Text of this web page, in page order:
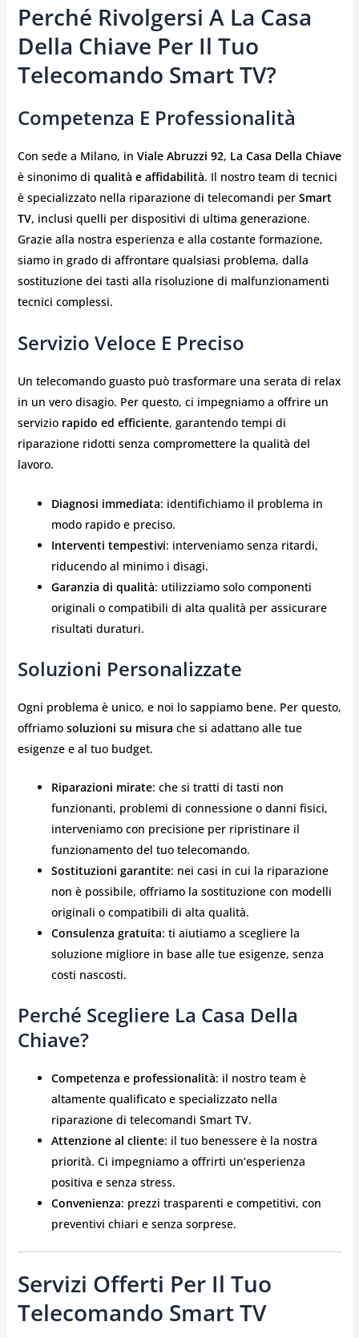
Perché Rivolgersi A La Casa
Della Chiave Per Il Tuo
Telecomando Smart TV?
Competenza E Professionalità
Con sede a Milano, in Viale Abruzzi 92, La Casa Della Chiave
è sinonimo di qualità e affidabilità. Il nostro team di tecnici
è specializzato nella riparazione di telecomandi per Smart
TV, inclusi quelli per dispositivi di ultima generazione.
Grazie alla nostra esperienza e alla costante formazione,
siamo in grado di affrontare qualsiasi problema, dalla
sostituzione dei tasti alla risoluzione di malfunzionamenti
tecnici complessi.
Servizio Veloce E Preciso
Un telecomando guasto può trasformare una serata di relax
in un vero disagio. Per questo, ci impegniamo a offrire un
servizio rapido ed efficiente, garantendo tempi di
riparazione ridotti senza compromettere la qualità del
lavoro.
Diagnosi immediata: identifichiamo il problema in
modo rapido e preciso.
Interventi tempestivi: interveniamo senza ritardi,
riducendo al minimo i disagi.
Garanzia di qualità: utilizziamo solo componenti
originali o compatibili di alta qualità per assicurare
risultati duraturi.
Soluzioni Personalizzate
Ogni problema è unico, e noi lo sappiamo bene. Per questo,
offriamo soluzioni su misura che si adattano alle tue
esigenze e al tuo budget.
Riparazioni mirate: che si tratti di tasti non
funzionanti, problemi di connessione o danni fisici,
interveniamo con precisione per ripristinare il
funzionamento del tuo telecomando.
Sostituzioni garantite: nei casi in cui la riparazione
non è possibile, offriamo la sostituzione con modelli
originali o compatibili di alta qualità.
Consulenza gratuita: ti aiutiamo a scegliere la
soluzione migliore in base alle tue esigenze, senza
costi nascosti.
Perché Scegliere La Casa Della
Chiave?
Competenza e professionalità: il nostro team è
altamente qualificato e specializzato nella
riparazione di telecomandi Smart TV.
Attenzione al cliente: il tuo benessere è la nostra
priorità. Ci impegniamo a offrirti un’esperienza
positiva e senza stress.
Convenienza: prezzi trasparenti e competitivi, con
preventivi chiari e senza sorprese.
Servizi Offerti Per Il Tuo
Telecomando Smart TV